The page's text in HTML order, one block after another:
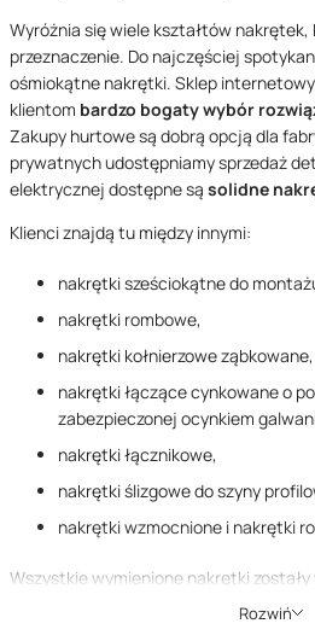
Wyróżnia się wiele kształtów nakrętek,
przeznaczenie. Do najczęściej
ośmiokątne nakrętki. Sklep
klientom bardzo bogaty wybór
Zakupy hurtowe są dobrą opcją dla
prywatnych udostępniamy sprzedaż
elektrycznej dostępne są solidne
Klienci znajdą tu między innymi:
nakrętki sześciokątne do
nakrętki rombowe,
nakrętki kołnierzowe ząbkowane,
nakrętki łączące cynkowane o
zabezpieczonej ocynkiem
nakrętki łącznikowe,
nakrętki ślizgowe do szyny profil
nakrętki wzmocnione i nakrętki
Wszystkie wymienione nakrętki
jakości stali, co gwarantuje trwałość i
Rozwiń